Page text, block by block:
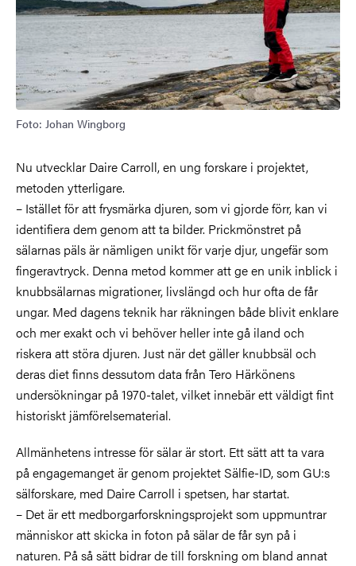
Foto: Johan Wingborg
Nu utvecklar Daire Carroll, en ung forskare i projektet,
metoden ytterligare.
– Istället för att frysmärka djuren, som vi gjorde förr, kan vi
identifiera dem genom att ta bilder. Prickmönstret på
sälarnas päls är nämligen unikt för varje djur, ungefär som
fingeravtryck. Denna metod kommer att ge en unik inblick i
knubbsälarnas migrationer, livslängd och hur ofta de får
ungar. Med dagens teknik har räkningen både blivit enklare
och mer exakt och vi behöver heller inte gå iland och
riskera att störa djuren. Just när det gäller knubbsäl och
deras diet finns dessutom data från Tero Härkönens
undersökningar på 1970-talet, vilket innebär ett väldigt fint
historiskt jämförelsematerial.
Allmänhetens intresse för sälar är stort. Ett sätt att ta vara
på engagemanget är genom projektet Sälfie-ID, som GU:s
sälforskare, med Daire Carroll i spetsen, har startat.
– Det är ett medborgarforskningsprojekt som uppmuntrar
människor att skicka in foton på sälar de får syn på i
naturen. På så sätt bidrar de till forskning om bland annat